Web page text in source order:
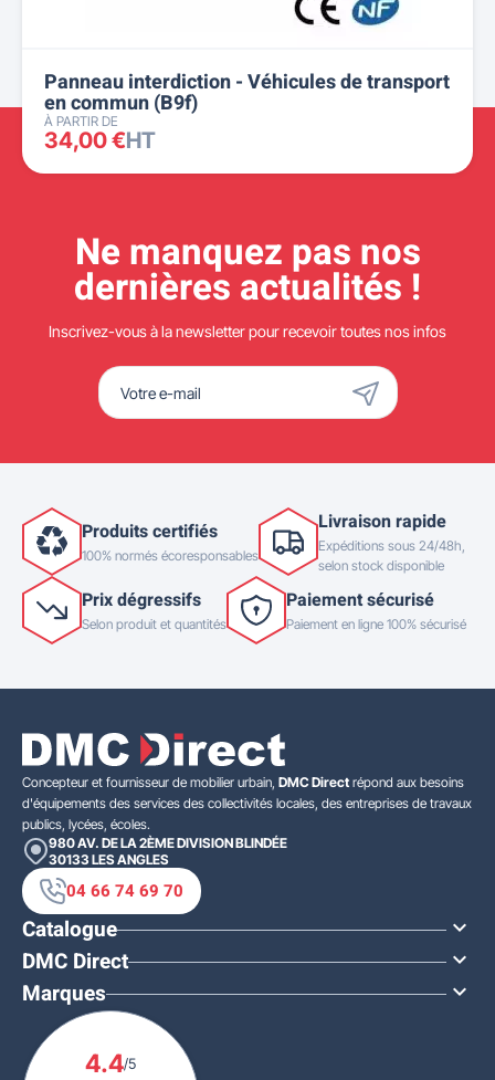
Panneau interdiction - Véhicules de transport
en commun (B9f)
À PARTIR DE
34,00 €HT
Ne manquez pas nos
dernières actualités !
Inscrivez-vous à la newsletter pour recevoir toutes nos infos
Produits certifiés
100% normés écoresponsables
Livraison rapide
Expéditions sous 24/48h,
selon stock disponible
Prix dégressifs
Selon produit et quantités
Paiement sécurisé
Paiement en ligne 100% sécurisé
Concepteur et fournisseur de mobilier urbain, DMC Direct répond aux besoins
d'équipements des services des collectivités locales, des entreprises de travaux
publics, lycées, écoles.
980 AV. DE LA 2ÈME DIVISION BLINDÉE
30133 LES ANGLES
04 66 74 69 70
Catalogue 
DMC Direct 
Marques 
4.4/5